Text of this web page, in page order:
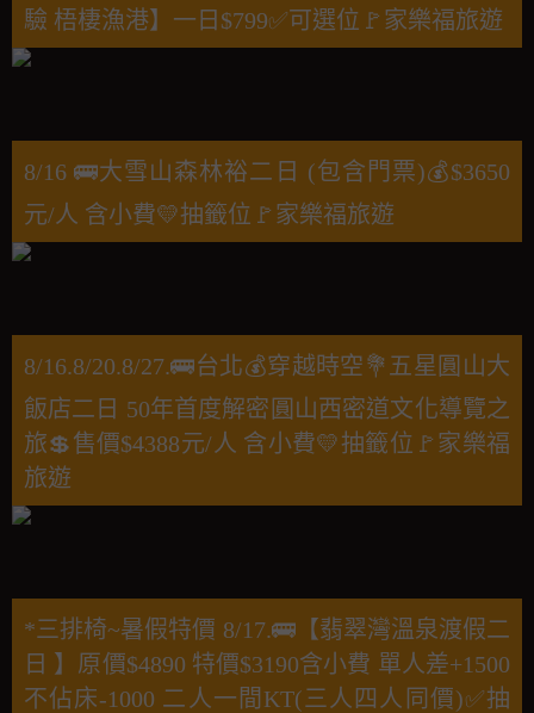
驗 梧棲漁港】一日$799✅可選位🚩家樂福旅遊
8/16 🚌大雪山森林裕二日 (包含門票)💰$3650
元/人 含小費💛抽籤位🚩家樂福旅遊
8/16.8/20.8/27.🚌台北💰穿越時空💐五星圓山大
飯店二日 50年首度解密圓山西密道文化導覽之
旅💲售價$4388元/人 含小費💛抽籤位🚩家樂福
旅遊
*三排椅~暑假特價 8/17.🚌【翡翠灣溫泉渡假二
日 】原價$4890 特價$3190含小費 單人差+1500
不佔床-1000 二人一間KT(三人四人同價)✅抽